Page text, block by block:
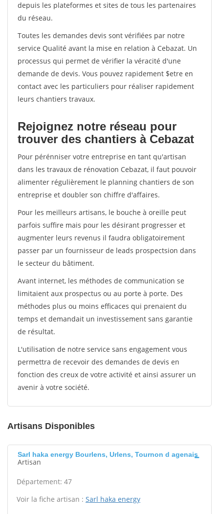
depuis les plateformes et sites de tous les partenaires
du réseau.
Toutes les demandes devis sont vérifiées par notre
service Qualité avant la mise en relation à Cebazat. Un
processus qui permet de vérifier la véracité d'une
demande de devis. Vous pouvez rapidement $etre en
contact avec les particuliers pour réaliser rapidement
leurs chantiers travaux.
Rejoignez notre réseau pour
trouver des chantiers à Cebazat
Pour pérénniser votre entreprise en tant qu'artisan
dans les travaux de rénovation Cebazat, il faut pouvoir
alimenter régulièrement le planning chantiers de son
entreprise et doubler son chiffre d'affaires.
Pour les meilleurs artisans, le bouche à oreille peut
parfois suffire mais pour les désirant progresser et
augmenter leurs revenus il faudra obligatoirement
passer par un fournisseur de leads prospectsion dans
le secteur du bâtiment.
Avant internet, les méthodes de communication se
limitaient aux prospectus ou au porte à porte. Des
méthodes plus ou moins efficaces qui prenaient du
temps et demandait un investissement sans garantie
de résultat.
L'utilisation de notre service sans engagement vous
permettra de recevoir des demandes de devis en
fonction des creux de votre activité et ainsi assurer un
avenir à votre société.
Artisans Disponibles
Sarl haka energy Bourlens, Urlens, Tournon d agenais
Artisan
Département: 47
Voir la fiche artisan : Sarl haka energy